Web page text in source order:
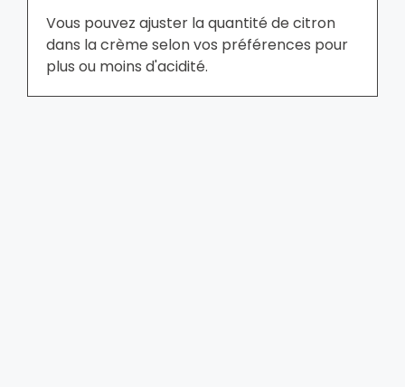
Vous pouvez ajuster la quantité de citron
dans la crème selon vos préférences pour
plus ou moins d'acidité.